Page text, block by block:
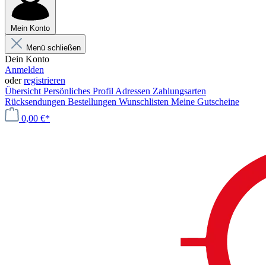
Mein Konto
Menü schließen
Dein Konto
Anmelden
oderregistrieren
Übersicht Persönliches Profil Adressen Zahlungsarten
Rücksendungen Bestellungen Wunschlisten Meine Gutscheine
0,00 €*